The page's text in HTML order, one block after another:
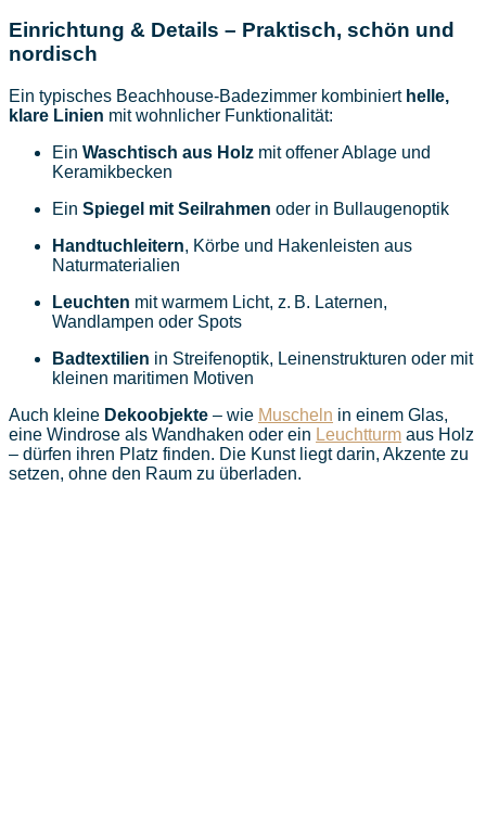
Einrichtung & Details – Praktisch, schön und
nordisch
Ein typisches Beachhouse-Badezimmer kombiniert helle,
klare Linien mit wohnlicher Funktionalität:
Ein Waschtisch aus Holz mit offener Ablage und
Keramikbecken
Ein Spiegel mit Seilrahmen oder in Bullaugenoptik
Handtuchleitern, Körbe und Hakenleisten aus
Naturmaterialien
Leuchten mit warmem Licht, z. B. Laternen,
Wandlampen oder Spots
Badtextilien in Streifenoptik, Leinenstrukturen oder mit
kleinen maritimen Motiven
Auch kleine Dekoobjekte – wie Muscheln in einem Glas,
eine Windrose als Wandhaken oder ein Leuchtturm aus Holz
– dürfen ihren Platz finden. Die Kunst liegt darin, Akzente zu
setzen, ohne den Raum zu überladen.